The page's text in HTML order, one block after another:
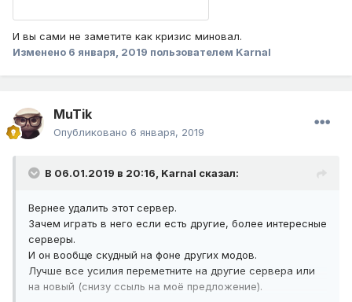
И вы сами не заметите как кризис миновал.
Изменено 6 января, 2019 пользователем Karnal
MuTik
Опубликовано 6 января, 2019
В 06.01.2019 в 20:16, Karnal сказал:
Вернее удалить этот сервер.
Зачем играть в него если есть другие, более интересные
серверы.
И он вообще скудный на фоне других модов.
Лучше все усилия переметните на другие сервера или
на новый (снизу ссыль на моё предложение).